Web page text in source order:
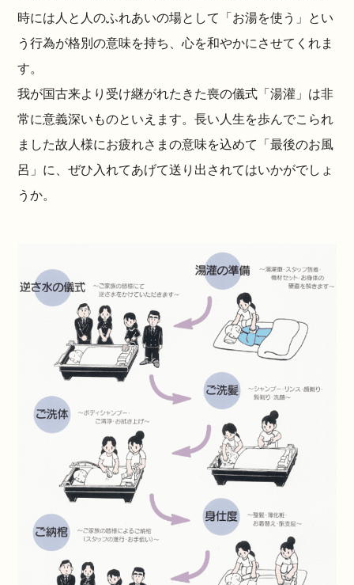
時には人と人のふれあいの場として「お湯を使う」とい
う行為が格別の意味を持ち、心を和やかにさせてくれま
す。
我が国古来より受け継がれたきた喪の儀式「湯灌」は非
常に意義深いものといえます。長い人生を歩んでこられ
ました故人様にお疲れさまの意味を込めて「最後のお風
呂」に、ぜひ入れてあげて送り出されてはいかがでしょ
うか。